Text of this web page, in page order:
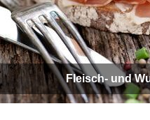
Fleisch- und